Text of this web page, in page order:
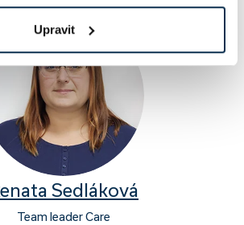
Upravit
Sedláková
Team leader Care